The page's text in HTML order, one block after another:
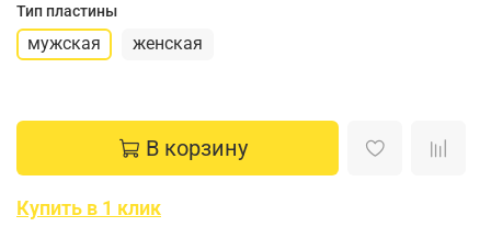
Тип пластины
мужская женская
В корзину
Купить в 1 клик